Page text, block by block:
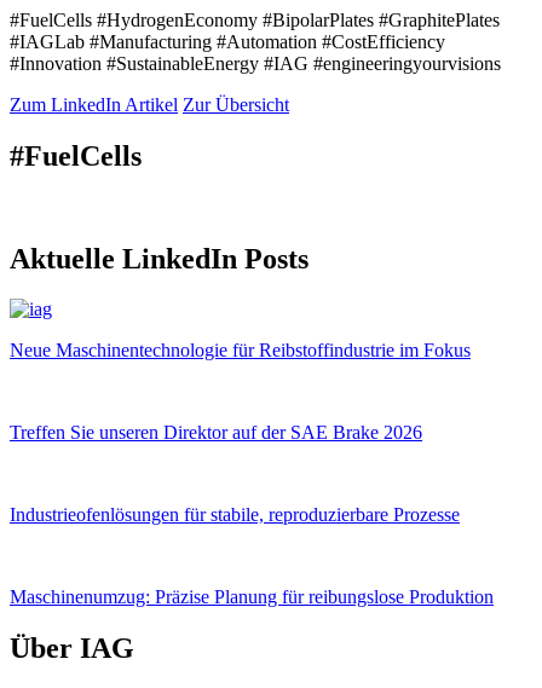
#FuelCells #HydrogenEconomy #BipolarPlates #GraphitePlates
#IAGLab #Manufacturing #Automation #CostEfficiency
#Innovation #SustainableEnergy #IAG #engineeringyourvisions
Zum LinkedIn Artikel Zur Übersicht
#FuelCells
Aktuelle LinkedIn Posts
Neue Maschinentechnologie für Reibstoffindustrie im Fokus
Treffen Sie unseren Direktor auf der SAE Brake 2026
Industrieofenlösungen für stabile, reproduzierbare Prozesse
Maschinenumzug: Präzise Planung für reibungslose Produktion
Über IAG